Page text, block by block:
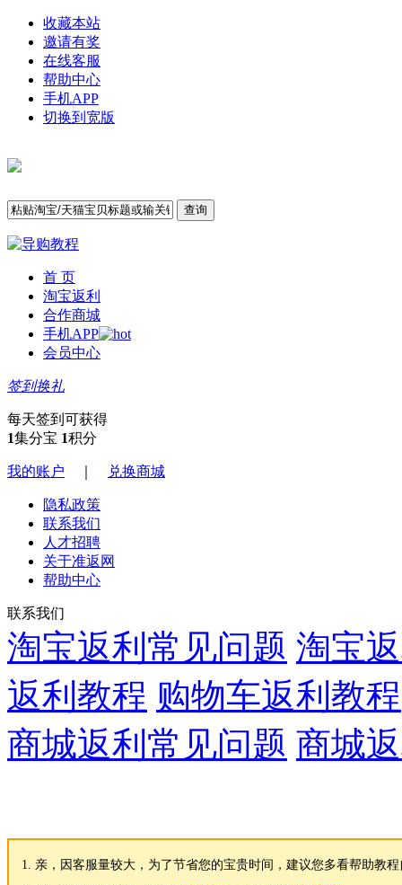
收藏本站
邀请有奖
在线客服
帮助中心
手机APP
切换到宽版
查询
首 页
淘宝返利
合作商城
手机APP
会员中心
签到换礼
每天签到可获得
1集分宝 1积分
我的账户 兑换商城
隐私政策
联系我们
人才招聘
关于准返网
帮助中心
联系我们
淘宝返利常见问题 淘宝
返利教程 购物车返利教程
商城返利常见问题 商城
1. 亲，因客服量较大，为了节省您的宝贵时间，建议您多看帮助教